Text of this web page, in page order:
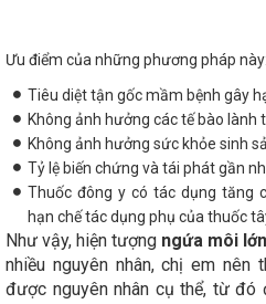
Ưu điểm của những phương pháp này:
Tiêu diệt tận gốc mầm bệnh gây
Không ảnh hưởng các tế bào lành
Không ảnh hưởng sức khỏe sinh
Tỷ lệ biến chứng và tái phát gần
Thuốc đông y có tác dụng tăng
hạn chế tác dụng phụ của thuốc
Như vậy, hiện tượng ngứa môi
nhiều nguyên nhân, chị em
được nguyên nhân cụ thể, từ